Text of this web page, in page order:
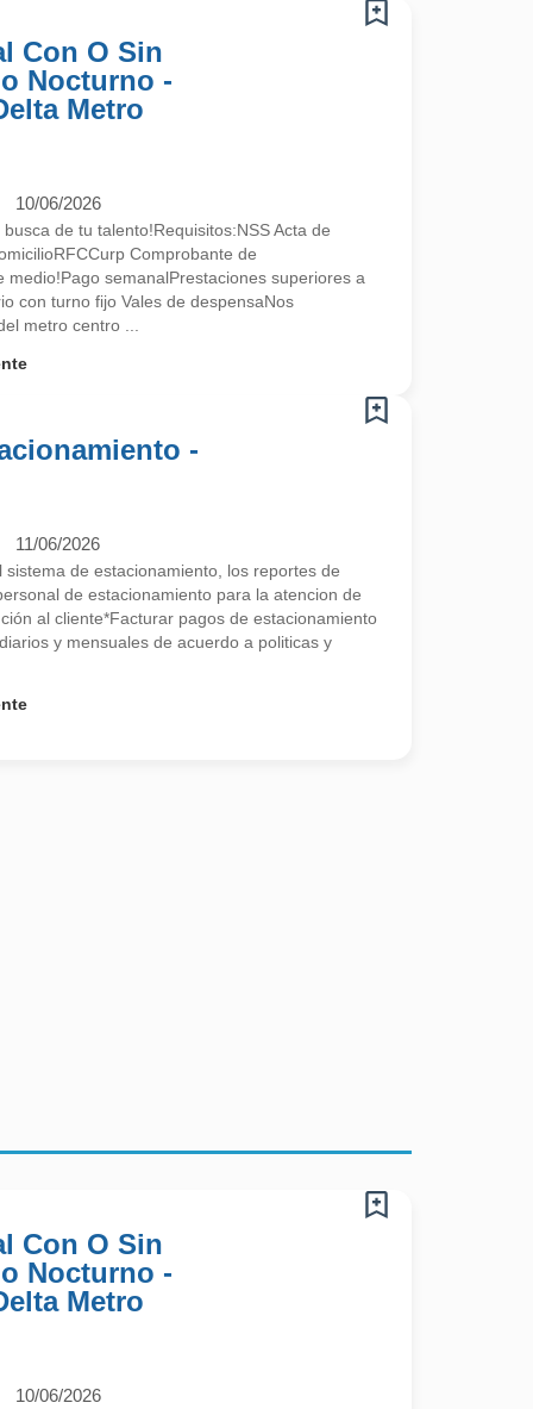
Con O Sin
Nocturno -
Metro
10/06/2026
de tu talento!Requisitos:NSS Acta de
Comprobante de
medio!Pago semanalPrestaciones superiores a
con turno fijo Vales de despensaNos
metro centro ...
-
11/06/2026
de estacionamiento, los reportes de
de estacionamiento para la atencion de
al cliente*Facturar pagos de estacionamiento
y mensuales de acuerdo a politicas y
Con O Sin
Nocturno -
Metro
10/06/2026